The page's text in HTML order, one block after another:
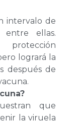
intervalo de
entre ellas.
protección
logrará la
después de
que
la viruela